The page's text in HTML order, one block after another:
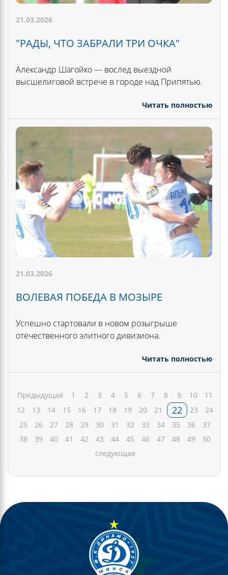
21.03.2026
"РАДЫ, ЧТО ЗАБРАЛИ ТРИ ОЧКА"
Александр Шагойко — вослед выездной
высшелиговой встрече в городе над Припятью.
Читать полностью
21.03.2026
ВОЛЕВАЯ ПОБЕДА В МОЗЫРЕ
Успешно стартовали в новом розыгрыше
отечественного элитного дивизиона.
Читать полностью
Предыдущая 1 2 3 4 5 6 7 8 9 10
11
12
13 14 15 16 17 18 19 20 21 22 23
24
25
26 27 28 29 30 31 32 33 34 35 36
37
38
39 40 41 42 43 44 45 46 47 48 49
50
следующая